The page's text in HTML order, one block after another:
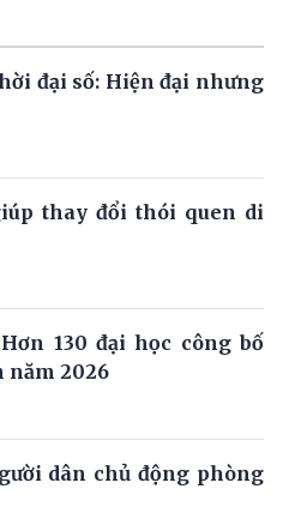
đại số: Hiện đại nhưng
thay đổi thói quen di
130 đại học công bố
năm 2026
dân chủ động phòng